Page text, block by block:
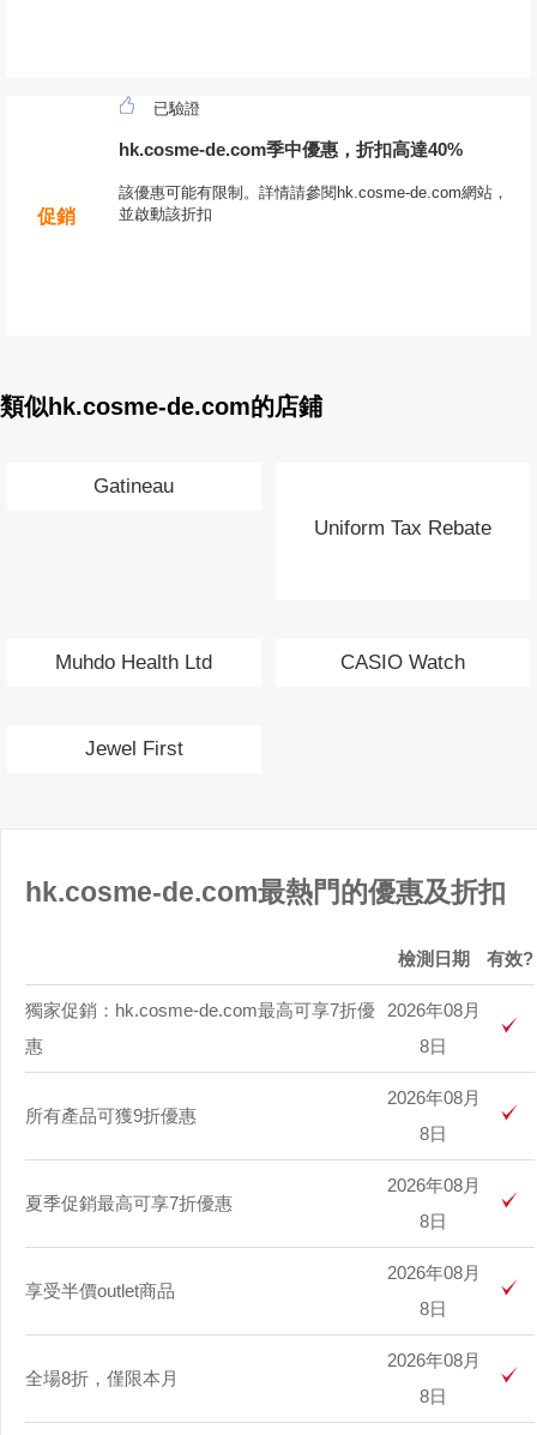
促銷
已驗證
hk.cosme-de.com季中優惠，折扣高達40%
該優惠可能有限制。詳情請參閱hk.cosme-de.com網站，
並啟動該折扣
類似hk.cosme-de.com的店鋪
Gatineau
Uniform Tax Rebate
Muhdo Health Ltd CASIO Watch
Jewel First
hk.cosme-de.com最熱門的優惠及折扣
檢測日期 有效?
獨家促銷：hk.cosme-de.com最高可享7折優
惠
2026年08月
8日
所有產品可獲9折優惠
2026年08月
8日
夏季促銷最高可享7折優惠
2026年08月
8日
享受半價outlet商品
2026年08月
8日
全場8折，僅限本月
2026年08月
8日